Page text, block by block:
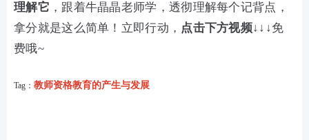
理解它 ，跟着牛晶晶老师学，透彻理解每个记背点，
拿分就是这么简单！立即行动， 点击下方视频↓↓↓免
费哦~
Tag： 教师资格教育的产生与发展